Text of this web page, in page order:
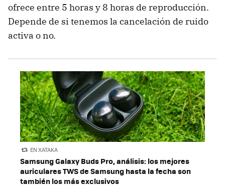
ofrece entre 5 horas y 8 horas de reproducción.
Depende de si tenemos la cancelación de ruido
activa o no.
EN XATAKA
Samsung Galaxy Buds Pro, análisis: los mejores
auriculares TWS de Samsung hasta la fecha son
también los más exclusivos